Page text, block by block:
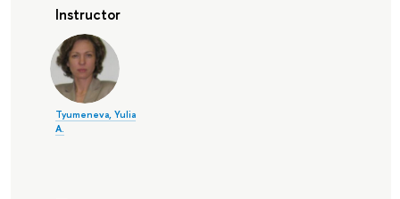
Instructor
Tyumeneva, Yulia
A.